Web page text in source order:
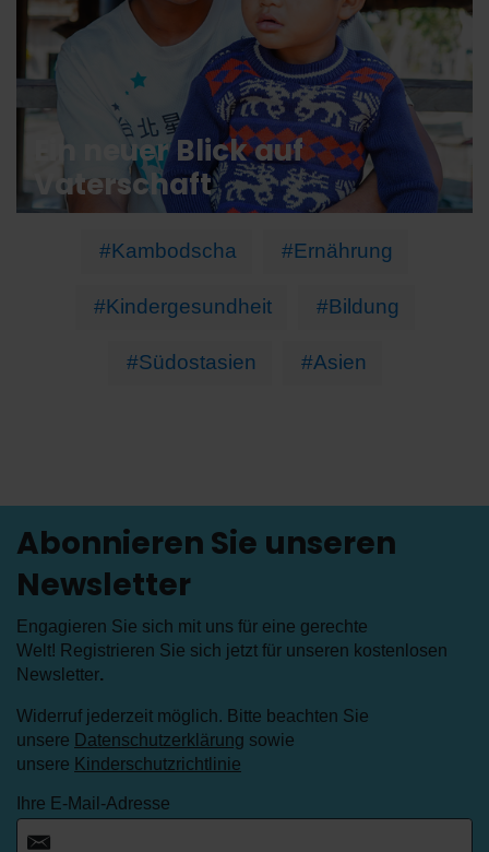
Ein neuer Blick auf
Vaterschaft
#Kambodscha #Ernährung
#Kindergesundheit #Bildung
#Südostasien #Asien
Abonnieren Sie unseren
Newsletter
Engagieren Sie sich mit uns für eine gerechte
Welt! Registrieren Sie sich jetzt für unseren kostenlosen
Newsletter.
Widerruf jederzeit möglich. Bitte beachten Sie
unsere Datenschutzerklärung sowie
unsere Kinderschutzrichtlinie
Ihre E-Mail-Adresse